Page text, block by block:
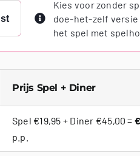
Kies voor zonder
doe-het-zelf
het spel met
Prijs Spel + Diner
Spel €19,95 + Diner €45,00 =
p.p.